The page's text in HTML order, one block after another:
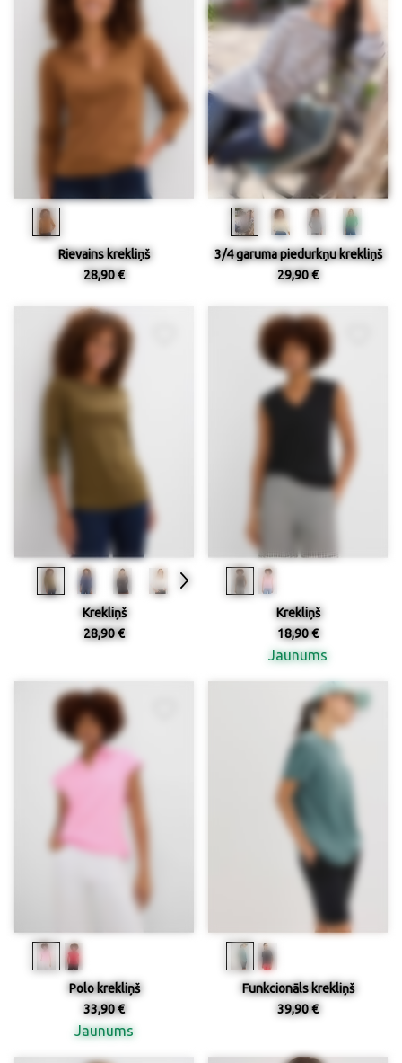
Rievains krekliņš
28,90 €
3/4 garuma piedurkņu krekliņš
29,90 €
Krekliņš
28,90 €
Krekliņš
18,90 €
Jaunums
Polo krekliņš
33,90 €
Jaunums
Funkcionāls krekliņš
39,90 €